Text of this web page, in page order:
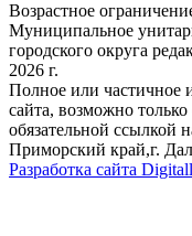
Возрастное
Муниципальное
городского округа
2026 г.
Полное или частичное
сайта, возможно
обязательной ссылкой
Приморский край,г.
Разработка сайта